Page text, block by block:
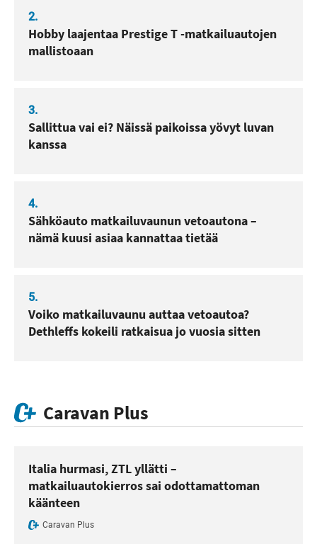
2.
Hobby laajentaa Prestige T -matkailuautojen
mallistoaan
3.
Sallittua vai ei? Näissä paikoissa yövyt luvan
kanssa
4.
Sähköauto matkailuvaunun vetoautona –
nämä kuusi asiaa kannattaa tietää
5.
Voiko matkailuvaunu auttaa vetoautoa?
Dethleffs kokeili ratkaisua jo vuosia sitten
Caravan Plus
Italia hurmasi, ZTL yllätti –
matkailuautokierros sai odottamattoman
käänteen
Caravan Plus